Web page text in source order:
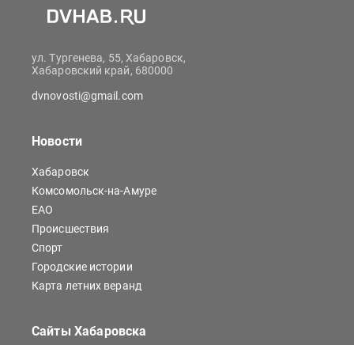
ул. Тургенева, 55, Хабаровск,
Хабаровский край, 680000
dvnovosti@gmail.com
Новости
Хабаровск
Комсомольск-на-Амуре
ЕАО
Происшествия
Спорт
Городские истории
Карта летних веранд
Сайты Хабаровска